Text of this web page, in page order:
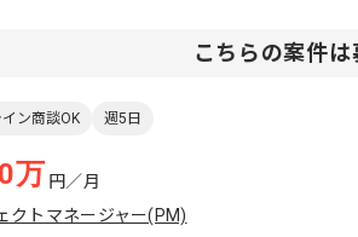
こちらの案件
ン商談OK 週5日
万 円／月
クトマネージャー(PM)